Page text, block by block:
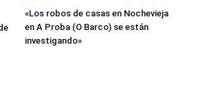
«Los robos de casas en Nochevieja
en A Proba (O Barco) se están
investigando»